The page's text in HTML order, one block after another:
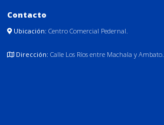
Contacto
Ubicación: Centro Comercial Pedernal.
Dirección: Calle Los Ríos entre Machala y Ambato.